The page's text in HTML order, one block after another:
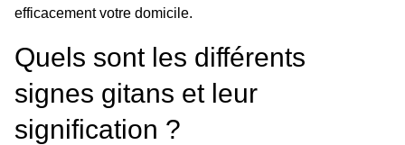
efficacement votre domicile.
Quels sont les différents
signes gitans et leur
signification ?